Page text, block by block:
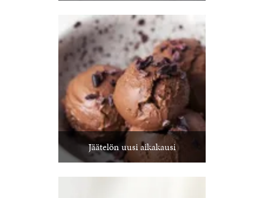
Jäätelön uusi aikakausi